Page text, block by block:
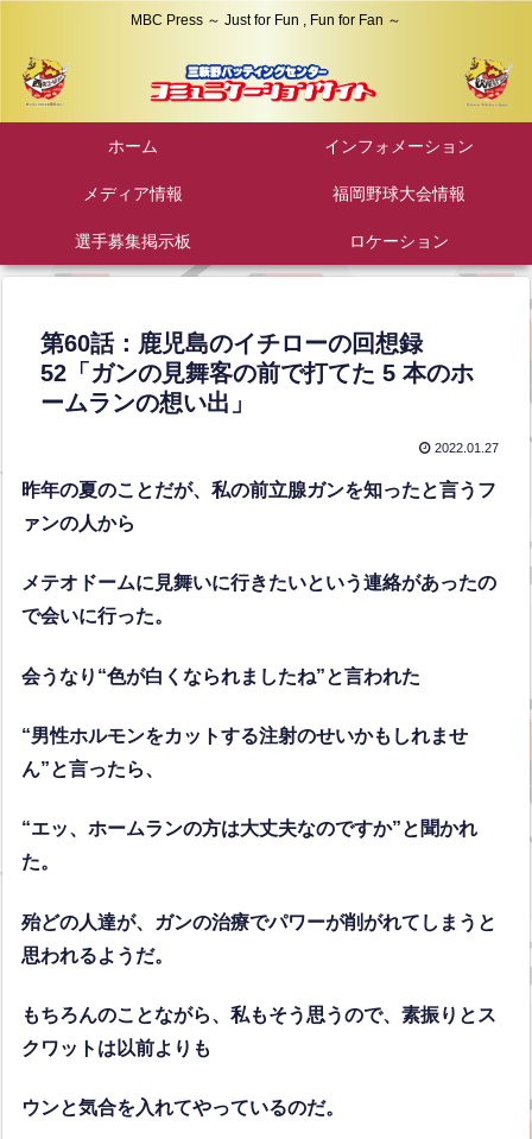
MBC Press ～ Just for Fun , Fun for Fan ～
ホーム インフォメーション
メディア情報 福岡野球大会情報
選手募集掲示板 ロケーション
第60話：鹿児島のイチローの回想録
52「ガンの見舞客の前で打てた 5 本のホ
ームランの想い出」
2022.01.27
昨年の夏のことだが、私の前立腺ガンを知ったと言うフ
ァンの人から
メテオドームに見舞いに行きたいという連絡があったの
で会いに行った。
会うなり“色が白くなられましたね”と言われた
“男性ホルモンをカットする注射のせいかもしれませ
ん”と言ったら、
“エッ、ホームランの方は大丈夫なのですか”と聞かれ
た。
殆どの人達が、ガンの治療でパワーが削がれてしまうと
思われるようだ。
もちろんのことながら、私もそう思うので、素振りとス
クワットは以前よりも
ウンと気合を入れてやっているのだ。